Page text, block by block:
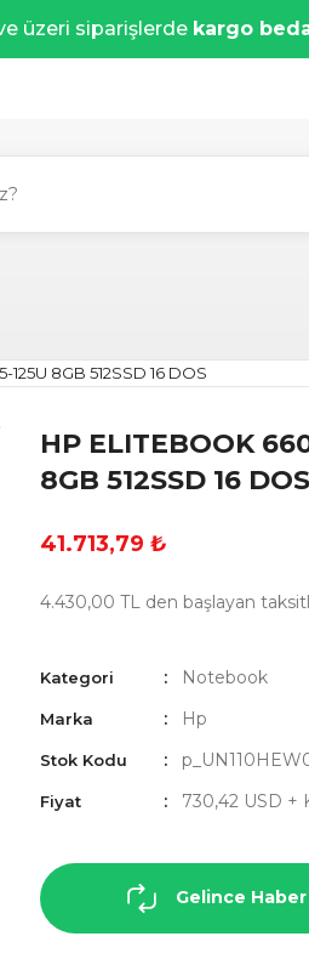
üzeri siparişlerde kargo
125U 8GB 512SSD 16 DOS
HP ELITEBOOK
8GB 512SSD 16 DOS
41.713,79 ₺
4.430,00 TL den başlayan
Kategori Notebook
Marka Hp
Stok Kodu
Fiyat 730,42 USD +
Gelince Haber